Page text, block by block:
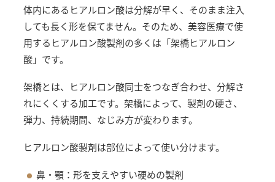
体内にあるヒアルロン酸は分解が早く、そのまま注入
しても長く形を保てません。そのため、美容医療で使
用するヒアルロン酸製剤の多くは「架橋ヒアルロン
酸」です。
架橋とは、ヒアルロン酸同士をつなぎ合わせ、分解さ
れにくくする加工です。架橋によって、製剤の硬さ、
弾力、持続期間、なじみ方が変わります。
ヒアルロン酸製剤は部位によって使い分けます。
鼻・顎：形を支えやすい硬めの製剤